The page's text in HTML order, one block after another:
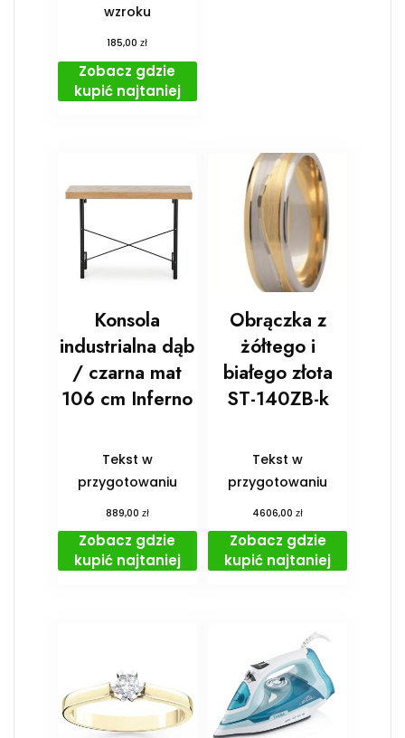
wzroku
185,00zł
Zobacz gdzie
kupić najtaniej
Konsola
industrialna dąb
/ czarna mat
106 cm Inferno
Tekst w
przygotowaniu
889,00 zł
Zobacz gdzie
kupić najtaniej
Obrączka z
żółtego i
białego złota
ST-140ZB-k
Tekst w
przygotowaniu
4606,00zł
Zobacz gdzie
kupić najtaniej